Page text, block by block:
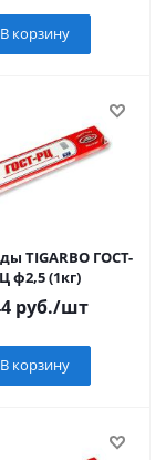
В корзину
TIGARBО ГОСТ-
ф2,5 (1кг)
руб./шт
В корзину